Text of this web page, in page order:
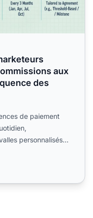
aux
des
de paiement
personnalisés.